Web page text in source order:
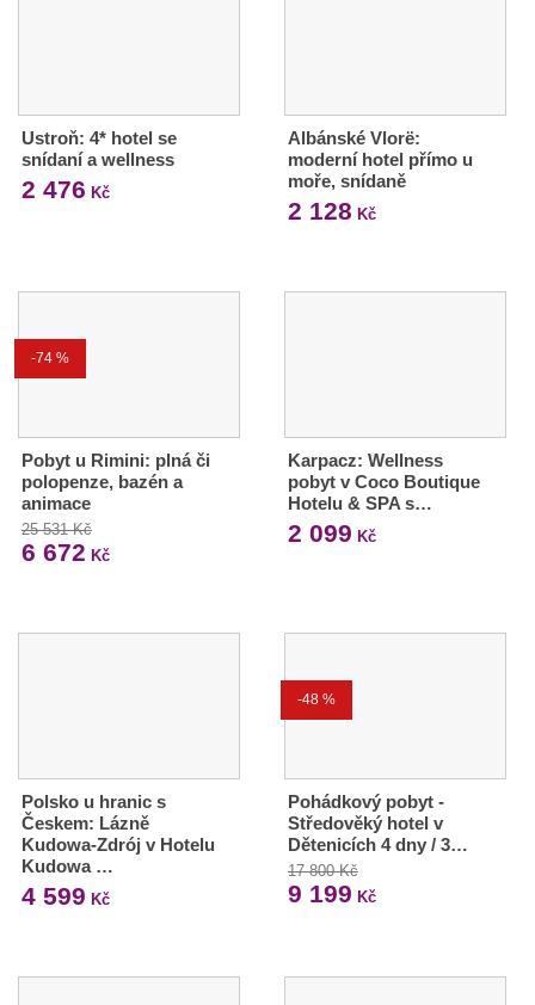
Ustroň: 4* hotel se
snídaní a wellness
2 476 Kč
Albánské Vlorë:
moderní hotel přímo u
moře, snídaně
2 128 Kč
-74 %
Pobyt u Rimini: plná či
polopenze, bazén a
animace
25 531 Kč
6 672 Kč
Karpacz: Wellness
pobyt v Coco Boutique
Hotelu & SPA s…
2 099 Kč
Polsko u hranic s
Českem: Lázně
Kudowa-Zdrój v Hotelu
Kudowa …
4 599 Kč
-48 %
Pohádkový pobyt -
Středověký hotel v
Dětenicích 4 dny / 3…
17 800 Kč
9 199 Kč